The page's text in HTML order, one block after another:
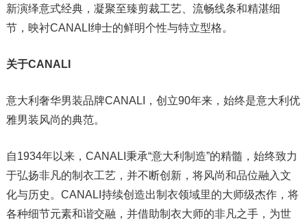
新演绎意式经典，凝聚至臻剪裁工艺、流畅线条和精湛细
节，映衬CANALI绅士的鲜明个性与特立型格。
关于CANALI
意大利奢华男装品牌CANALI，创立90年来，始终是意大利优
雅男装风尚的典范。
自1934年以来，CANALI秉承“意大利制造”的精髓，始终致力
于弘扬非凡的制衣工艺，并不断创新，将风尚和品位融入文
化与历史。CANALI持续创造出制衣领域里的大师级杰作，将
各种细节元素和谐交融，并借助制衣大师的非凡之手，为世